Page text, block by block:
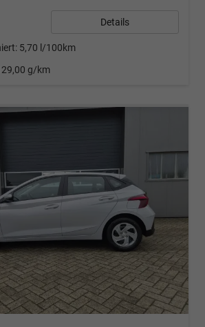
Details
5,70 l/100km
g/km